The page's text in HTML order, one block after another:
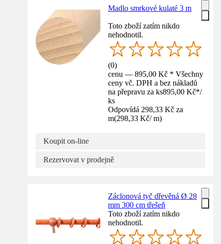
Madlo smrkové kulaté 3 m
Toto zboží zatím nikdo
nehodnotil.
(0)
cenu — 895,00 Kč * Všechny
ceny vč. DPH a bez nákladů
na přepravu za ks895,00 Kč*/
ks
Odpovídá 298,33 Kč za
m(298,33 Kč/ m)
Koupit on-line
Rezervovat v prodejně
Záclonová tyč dřevěná Ø 28
mm 300 cm třešeň
Toto zboží zatím nikdo
nehodnotil.